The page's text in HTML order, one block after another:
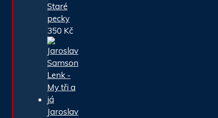
Staré
pecky
350 Kč
Jaroslav